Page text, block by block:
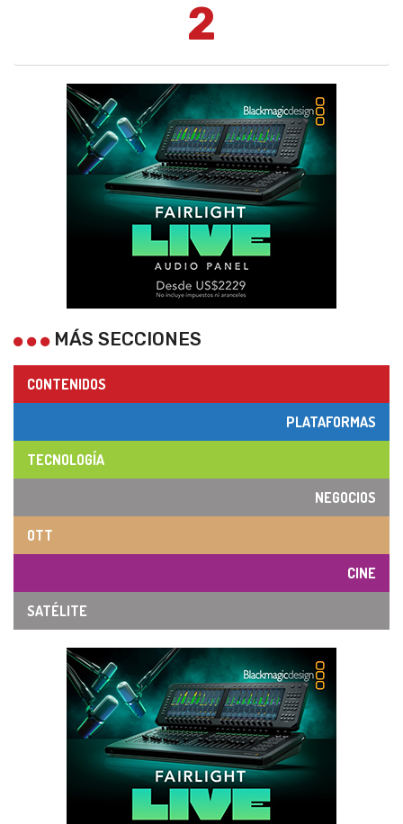
2
MÁS SECCIONES
CONTENIDOS
PLATAFORMAS
TECNOLOGÍA
NEGOCIOS
OTT
CINE
SATÉLITE